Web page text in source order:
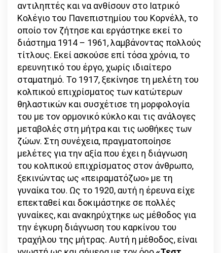
αντιληπτές και να ανθίσουν στο Ιατρικό
Κολέγιο του Πανεπιστημίου του Κορνέλλ, το
οποίο τον ζήτησε και εργάστηκε εκεί το
διάστημα 1914 – 1961, λαμβάνοντας πολλούς
τίτλους. Εκεί ασκούσε επί τόσα χρόνια, το
ερευνητικό του έργο, χωρίς ιδιαίτερο
σταματημό. Το 1917, ξεκίνησε τη μελέτη του
κολπικού επιχρίσματος των κατώτερων
θηλαστικών και συσχέτισε τη μορφολογία
του με τον ορμονικό κύκλο και τις ανάλογες
μεταβολές στη μήτρα και τις ωοθήκες των
ζώων. Στη συνέχεια, πραγματοποίησε
μελέτες για την αξία που έχει η διάγνωση
του κολπικού επιχρίσματος στον άνθρωπο,
ξεκινώντας ως «πειραματόζωο» με τη
γυναίκα του. Ως το 1920, αυτή η έρευνα είχε
επεκταθεί και δοκιμάστηκε σε πολλές
γυναίκες, και ανακηρύχτηκε ως μέθοδος για
την έγκυρη διάγνωση του καρκίνου του
τραχήλου της μήτρας. Αυτή η μέθοδος, είναι